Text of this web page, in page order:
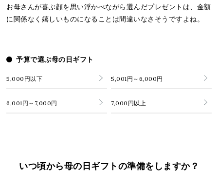
お母さんが喜ぶ顔を思い浮かべながら選んだプレゼントは、金額
に関係なく嬉しいものになることは間違いなさそうですよね。
予算で選ぶ母の日ギフト
5,000円以下 5,001円～6,000円
6,001円～7,000円 7,000円以上
いつ頃から母の日ギフトの準備をしますか？